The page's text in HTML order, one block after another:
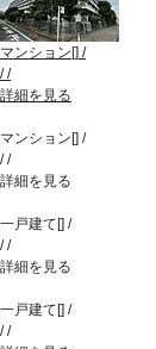
マンション [] /
//
詳細を見る
マンション [] /
//
詳細を見る
一戸建て [] /
//
詳細を見る
一戸建て [] /
//